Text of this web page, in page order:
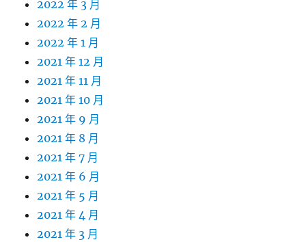
2022 年 3 月
2022 年 2 月
2022 年 1 月
2021 年 12 月
2021 年 11 月
2021 年 10 月
2021 年 9 月
2021 年 8 月
2021 年 7 月
2021 年 6 月
2021 年 5 月
2021 年 4 月
2021 年 3 月